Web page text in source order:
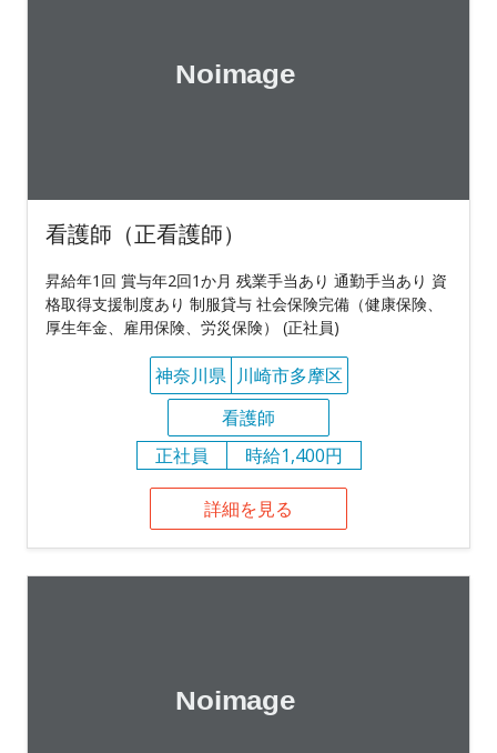
看護師（正看護師）
昇給年1回 賞与年2回1か月 残業手当あり 通勤手当あり 資
格取得支援制度あり 制服貸与 社会保険完備（健康保険、
厚生年金、雇用保険、労災保険） (正社員)
神奈川県 川崎市多摩区
看護師
正社員
時給1,400円
詳細を見る